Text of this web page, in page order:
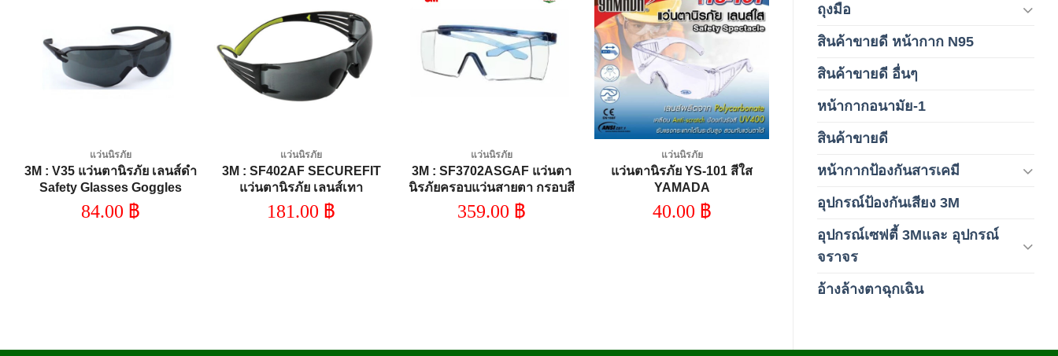
ถุงมือ
สินค้าขายดี หน้ากาก N95
สินค้าขายดี อื่นๆ
หน้ากากอนามัย-1
สินค้าขายดี
หน้ากากป้องกันสารเคมี
อุปกรณ์ป้องกันเสียง 3M
อุปกรณ์เซฟตี้ 3Mและ อุปกรณ์
จราจร
อ้างล้างตาฉุกเฉิน
Add to
wishlist
แว่นนิรภัย
3M : V35 แว่นตานิรภัย เลนส์ดำ
Safety Glasses Goggles
Virtua Sport Asian Fit
84.00 ฿
Add to
wishlist
แว่นนิรภัย
3M : SF402AF SECUREFIT
แว่นตานิรภัย เลนส์เทา
181.00 ฿
Add to
wishlist
แว่นนิรภัย
3M : SF3702ASGAF แว่นตา
นิรภัยครอบแว่นสายตา กรอบสี
ฟ้า เลนส์เทา
359.00 ฿
Add to
แว่นนิรภัย
แว่นตานิรภัย YS-101 สีใส
YAMADA
40.00 ฿